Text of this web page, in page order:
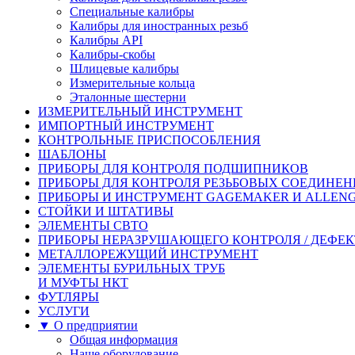
Специальные калибры
Калибры для иностранных резьб
Калибры API
Калибры-скобы
Шлицевые калибры
Измерительные кольца
Эталонные шестерни
ИЗМЕРИТЕЛЬНЫЙ ИНСТРУМЕНТ
ИМПОРТНЫЙ ИНСТРУМЕНТ
КОНТРОЛЬНЫЕ ПРИСПОСОБЛЕНИЯ
ШАБЛОНЫ
ПРИБОРЫ ДЛЯ КОНТРОЛЯ ПОДШИПНИКОВ
ПРИБОРЫ ДЛЯ КОНТРОЛЯ РЕЗЬБОВЫХ
ПРИБОРЫ И ИНСТРУМЕНТ GAGEMAKER И
СТОЙКИ И ШТАТИВЫ
ЭЛЕМЕНТЫ СВТО
ПРИБОРЫ НЕРАЗРУШАЮЩЕГО КОНТРОЛЯ /
МЕТАЛЛОРЕЖУЩИЙ ИНСТРУМЕНТ
ЭЛЕМЕНТЫ БУРИЛЬНЫХ ТРУБ
И МУФТЫ НКТ
ФУТЛЯРЫ
УСЛУГИ
▼ О предприятии
Общая информация